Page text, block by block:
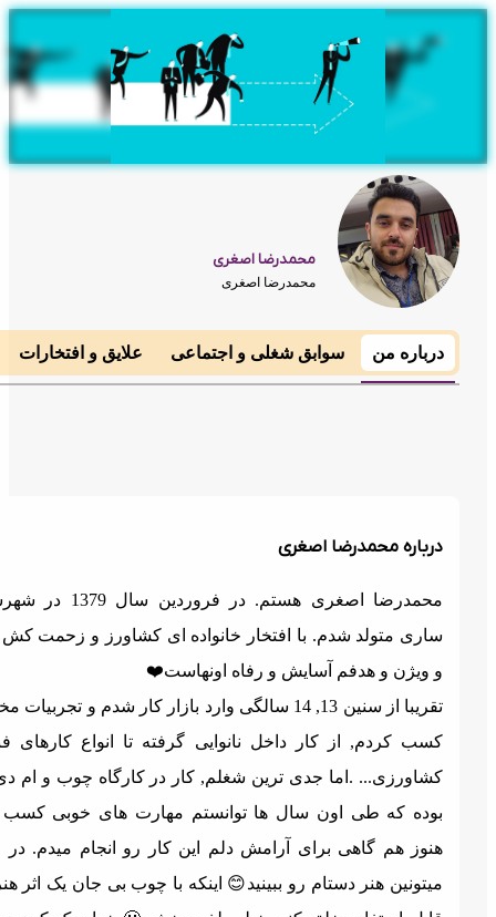
محمدرضا اصغری
محمدرضا اصغری
من سوابق شغلی و اجتماعی علایق و افتخارات مهارت
محمدرضا اصغری
محمدرضا اصغری هستم. در فروردین سال 1379 در شهرستان
متولد شدم. با افتخار خانواده ای کشاورز و زحمت کش دارم
ویژن و هدفم آسایش و رفاه اونهاست❤️
تقریبا از سنین 13, 14 سالگی وارد بازار کار شدم و تجربیات مختلفی
کردم, از کار داخل نانوایی گرفته تا انواع کارهای فنی و
.اما جدی ترین شغلم, کار در کارگاه چوب و ام دی اف
که طی اون سال ها توانستم مهارت های خوبی کسب کنم.
هم گاهی برای آرامش دلم این کار رو انجام میدم. در ادامه
هنر دستام رو ببینید😊 اینکه با چوب بی جان یک اثر هنری و